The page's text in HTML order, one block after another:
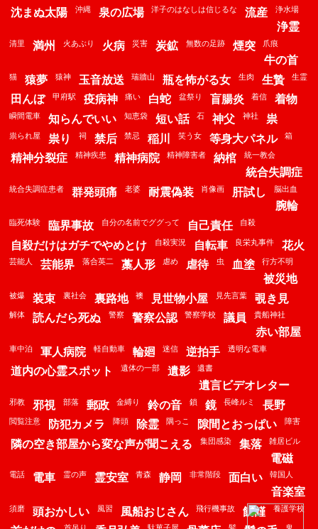
沈まぬ太陽 沖縄 泉の広場 洋子のはなしは信じるな 流産 浄水場
浄霊
清里 満州 火あぶり 火病 災害 炭鉱 無数の足跡 煙突 爪痕
牛の首
猫 猿夢 猿神 玉音放送 瑞牆山 瓶を怖がる女 生肉 生贄 生霊
田んぼ 甲府駅 疫病神 痛い 白蛇 盆祭り 盲腸炎 着信 着物
瞬間電車 知らんでいい 知恵袋 短い話 石 神父 神社 祟
祟られ屋 祟り 祠 禁后 禁忌 稲川 笑う女 等身大パネル 箱
精神分裂症 精神疾患 精神病院 精神障害者 納棺 統一教会
統合失調症
統合失調症患者 群発頭痛 老婆 耐震偽装 肖像画 肝試し 脳出血
腕輪
臨死体験 臨界事故 自分の名前でググって 自己責任 自殺
自殺だけはガチでやめとけ 自殺実況 自転車 良栄丸事件 花火
芸能人 芸能界 落合英二 藁人形 虐め 虐待 虫 血塗 行方不明
被災地
被爆 装束 裏社会 裏路地 襖 見世物小屋 見先言葉 覗き見
解体 読んだら死ぬ 警察 警察公認 警察学校 議員 貴船神社
赤い部屋
車中泊 軍人病院 軽自動車 輪廻 迷信 逆拍手 透明な電車
道内の心霊スポット 遺体の一部 遺影 遺書
遺言ビデオレター
邪教 邪視 部落 郵政 金縛り 鈴の音 鎖 鏡 長峰ルミ 長野
閲覧注意 防犯カメラ 降頭 除霊 隅っこ 隙間とおっぱい 障害
隣の空き部屋から変な声が聞こえる 集団感染 集落 雑居ビル
電磁
電話 電車 霊の声 霊安室 青森 静岡 非常階段 面白い 韓国人
音楽室
須磨 頭おかしい 風習 風船おじさん 飛行機事故 飢饉 養護学校